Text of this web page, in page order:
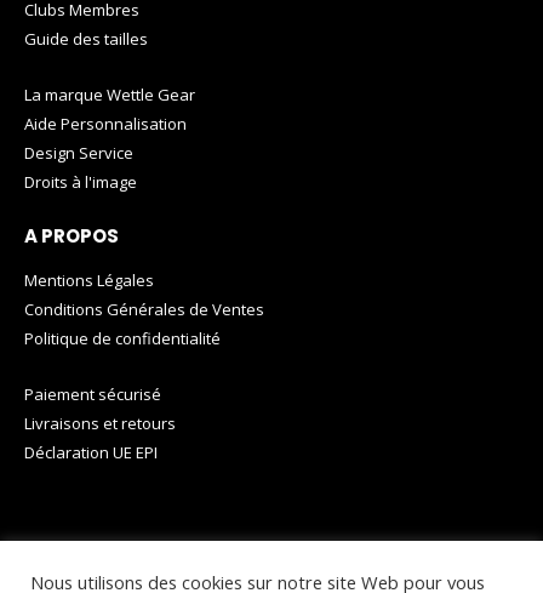
Clubs Membres
Guide des tailles
La marque Wettle Gear
Aide Personnalisation
Design Service
Droits à l'image
A PROPOS
Mentions Légales
Conditions Générales de Ventes
Politique de confidentialité
Paiement sécurisé
Livraisons et retours
Déclaration UE EPI
Nous utilisons des cookies sur notre site Web pour vous